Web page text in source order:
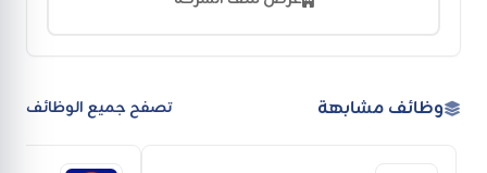
وظائف مشابهة تصفح جميع الوظائف